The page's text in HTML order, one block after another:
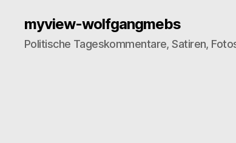
myview-wolfgangmebs
Politische Tageskommentare, Satiren,